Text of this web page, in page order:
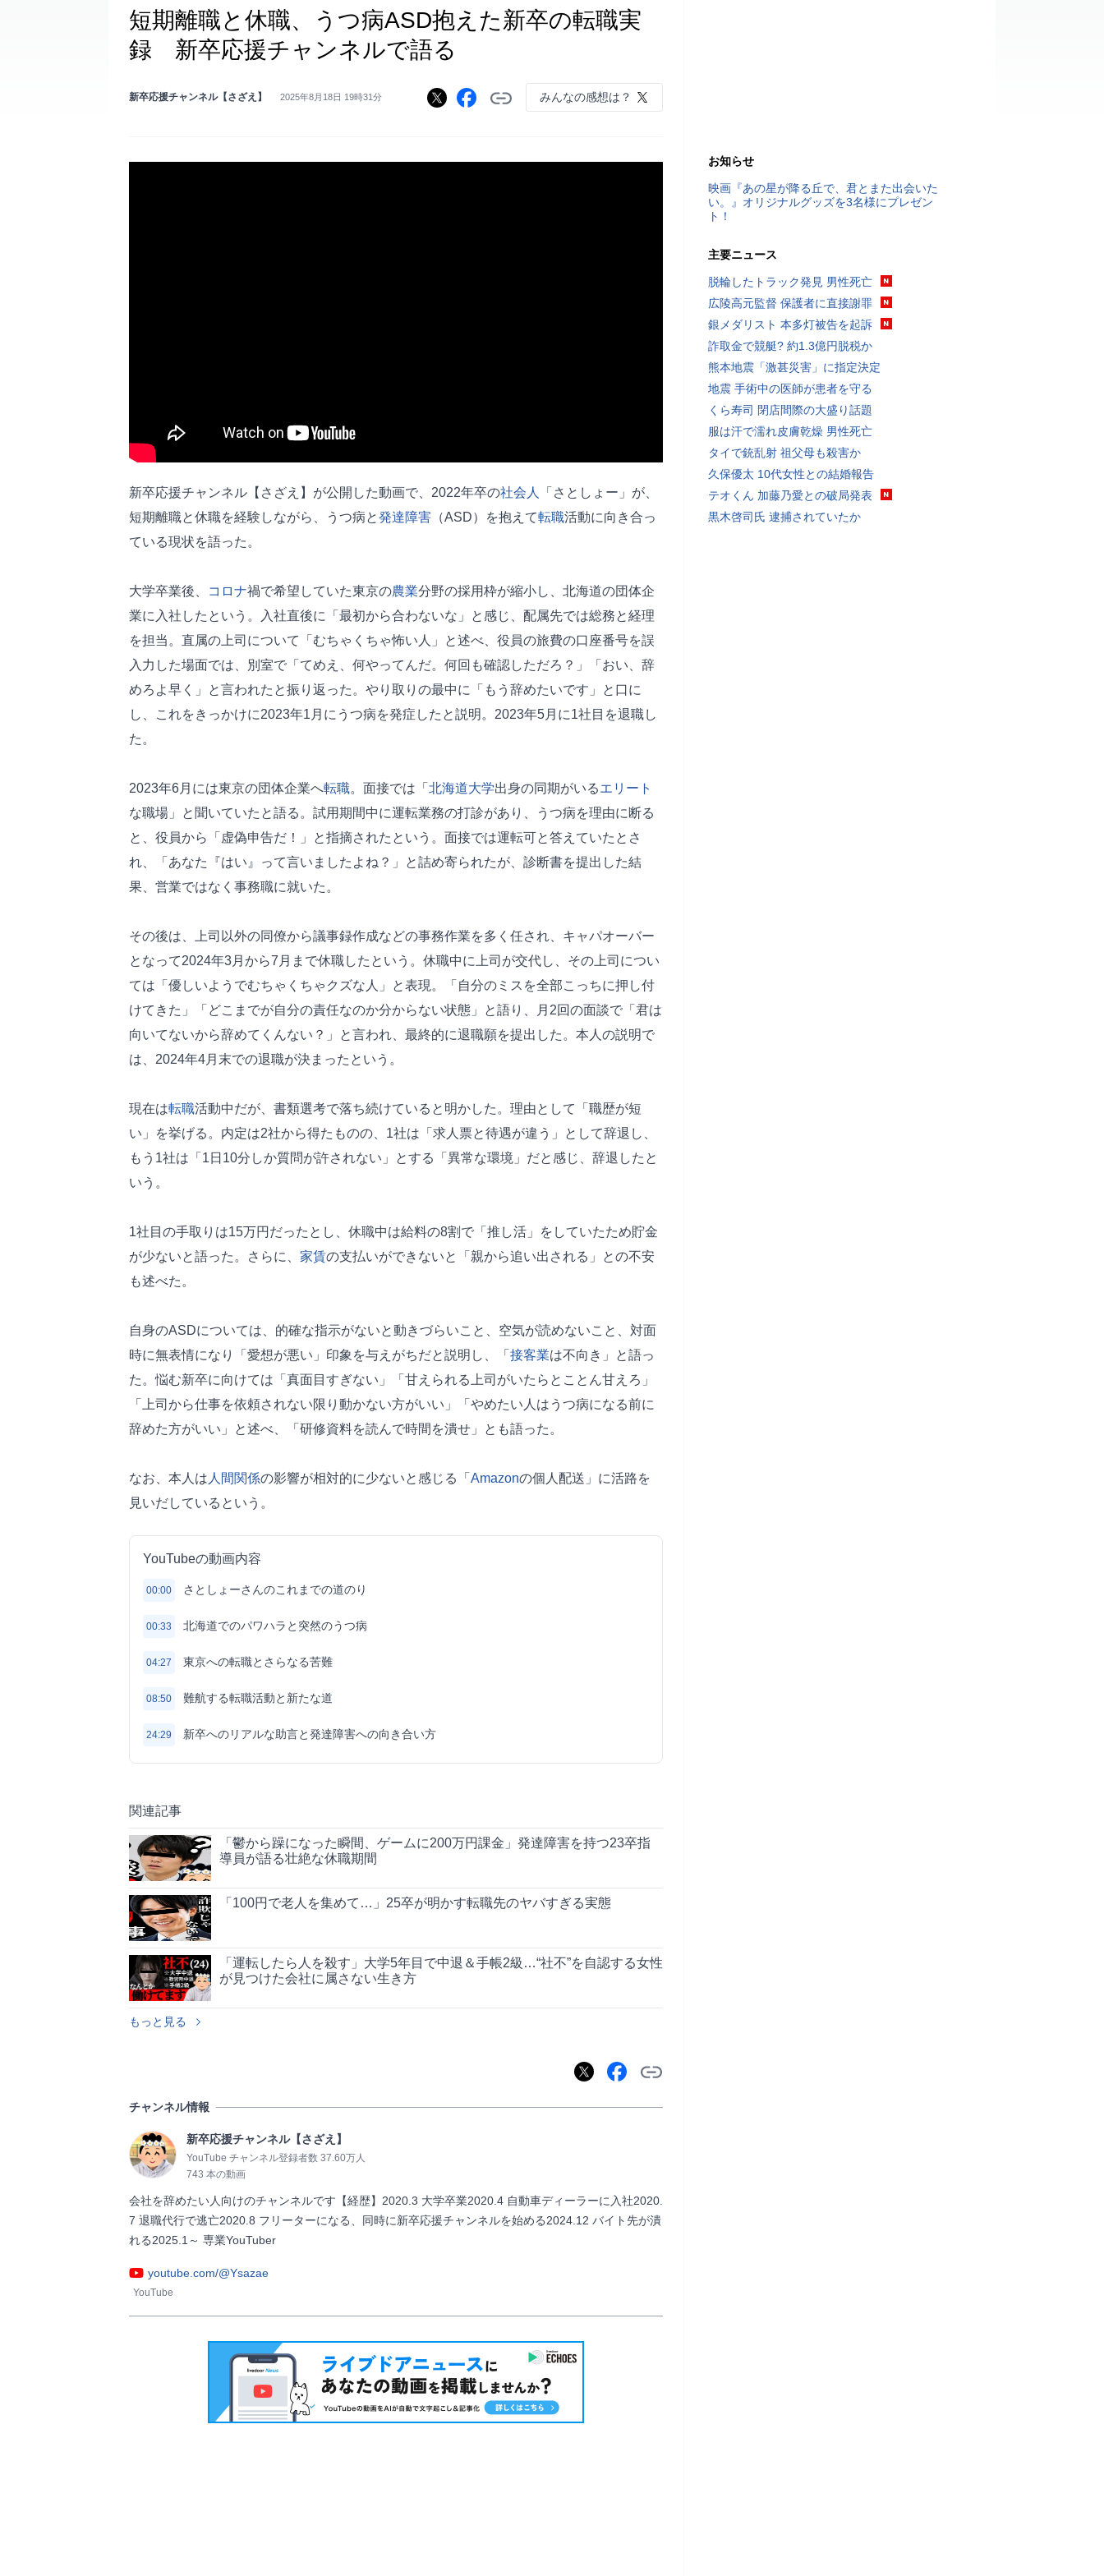
短期離職と休職、うつ病ASD抱えた新卒の転職実
録 新卒応援チャンネルで語る
新卒応援チャンネル【さざえ】 2025年8月18日 19時31分 みんなの感想は？
新卒応援チャンネル【さざえ】が公開した動画で、2022年卒の社会人
「さとしょー」が、
短期離職と休職を経験しながら、うつ病と発達障害 （ASD）を抱えて転職活動に向き合っ
ている現状を語った。
大学卒業後、 コロナ禍で希望していた東京の農業分野の採用枠が縮小し、北海道の団体企
業に入社したという。入社直後に「最初から合わないな」と感じ、配属先では総務と経理
を担当。直属の上司について「むちゃくちゃ怖い人」と述べ、役員の旅費の口座番号を誤
入力した場面では、別室で「てめえ、何やってんだ。何回も確認しただろ？」「おい、辞
めろよ早く」と言われたと振り返った。やり取りの最中に「もう辞めたいです」と口に
し、これをきっかけに2023年1月にうつ病を発症したと説明。2023年5月に1社目を退職し
た。
2023年6月には東京の団体企業へ転職。面接では「 北海道大学出身の同期がいるエリート
な職場」と聞いていたと語る。試用期間中に運転業務の打診があり、うつ病を理由に断る
と、役員から「虚偽申告だ！」と指摘されたという。面接では運転可と答えていたとさ
れ、「あなた『はい』って言いましたよね？」と詰め寄られたが、診断書を提出した結
果、営業ではなく事務職に就いた。
その後は、上司以外の同僚から議事録作成などの事務作業を多く任され、キャパオーバー
となって2024年3月から7月まで休職したという。休職中に上司が交代し、その上司につい
ては「優しいようでむちゃくちゃクズな人」と表現。「自分のミスを全部こっちに押し付
けてきた」「どこまでが自分の責任なのか分からない状態」と語り、月2回の面談で「君は
向いてないから辞めてくんない？」と言われ、最終的に退職願を提出した。本人の説明で
は、2024年4月末での退職が決まったという。
現在は転職活動中だが、書類選考で落ち続けていると明かした。理由として「職歴が短
い」を挙げる。内定は2社から得たものの、1社は「求人票と待遇が違う」として辞退し、
もう1社は「1日10分しか質問が許されない」とする「異常な環境」だと感じ、辞退したと
いう。
1社目の手取りは15万円だったとし、休職中は給料の8割で「推し活」をしていたため貯金
が少ないと語った。さらに、 家賃の支払いができないと「親から追い出される」との不安
も述べた。
自身のASDについては、的確な指示がないと動きづらいこと、空気が読めないこと、対面
時に無表情になり「愛想が悪い」印象を与えがちだと説明し、「 接客業は不向き」と語っ
た。悩む新卒に向けては「真面目すぎない」「甘えられる上司がいたらとことん甘えろ」
「上司から仕事を依頼されない限り動かない方がいい」「やめたい人はうつ病になる前に
辞めた方がいい」と述べ、「研修資料を読んで時間を潰せ」とも語った。
なお、本人は 人間関係の影響が相対的に少ないと感じる「 Amazonの個人配送」に活路を
見いだしているという。
YouTubeの動画内容
00:00 さとしょーさんのこれまでの道のり
00:33 北海道でのパワハラと突然のうつ病
04:27 東京への転職とさらなる苦難
08:50 難航する転職活動と新たな道
24:29 新卒へのリアルな助言と発達障害への向き合い方
関連記事
「鬱から躁になった瞬間、ゲームに200万円課金」発達障害を持つ23卒指
導員が語る壮絶な休職期間
「100円で老人を集めて…」25卒が明かす転職先のヤバすぎる実態
「運転したら人を殺す」大学5年目で中退＆手帳2級…“社不”を自認する女性
が見つけた会社に属さない生き方
もっと見る
チャンネル情報
新卒応援チャンネル【さざえ】
YouTube チャンネル登録者数 37.60万人
743 本の動画
会社を辞めたい人向けのチャンネルです【経歴】2020.3 大学卒業2020.4 自動車ディーラーに入社2020.
7 退職代行で逃亡2020.8 フリーターになる、同時に新卒応援チャンネルを始める2024.12 バイト先が潰
れる2025.1～ 専業YouTuber
youtube.com/@Ysazae
YouTube
お知らせ
映画『あの星が降る丘で、君とまた出会いた
い。』オリジナルグッズを3名様にプレゼン
ト！
主要ニュース
脱輪したトラック発見 男性死亡
広陵高元監督 保護者に直接謝罪
銀メダリスト 本多灯被告を起訴
詐取金で競艇? 約1.3億円脱税か
熊本地震「激甚災害」に指定決定
地震 手術中の医師が患者を守る
くら寿司 閉店間際の大盛り話題
服は汗で濡れ皮膚乾燥 男性死亡
タイで銃乱射 祖父母も殺害か
久保優太 10代女性との結婚報告
テオくん 加藤乃愛との破局発表
黒木啓司氏 逮捕されていたか